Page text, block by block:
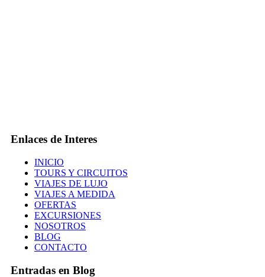
Enlaces de Interes
INICIO
TOURS Y CIRCUITOS
VIAJES DE LUJO
VIAJES A MEDIDA
OFERTAS
EXCURSIONES
NOSOTROS
BLOG
CONTACTO
Entradas en Blog